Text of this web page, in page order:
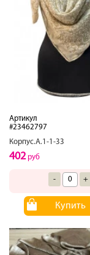
Артикул
#23462797
Корпус.А.1-1-33
402руб
- +
Купить